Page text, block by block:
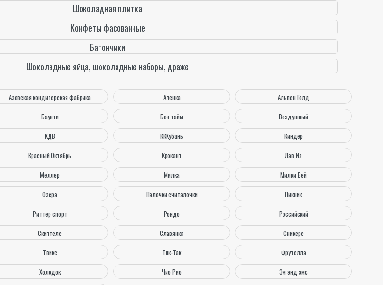
Шоколадная плитка
Конфеты фасованные
Батончики
Шоколадные яйца, шоколадные наборы, драже
Азовская кондитерская фабрика Аленка
Альпен Голд
Баунти Бон тайм
Воздушный
КДВ КККубань
Киндер
Красный Октябрь Крокант
Лав Из
Меллер Милка
Милки Вей
Озера Палочки считалочки
Пикник
Риттер спорт Рондо
Российский
Скиттелс Славянка
Сникерс
Твикс Тик-Так
Фрутелла
Холодок Чио Рио
Эм энд эмс